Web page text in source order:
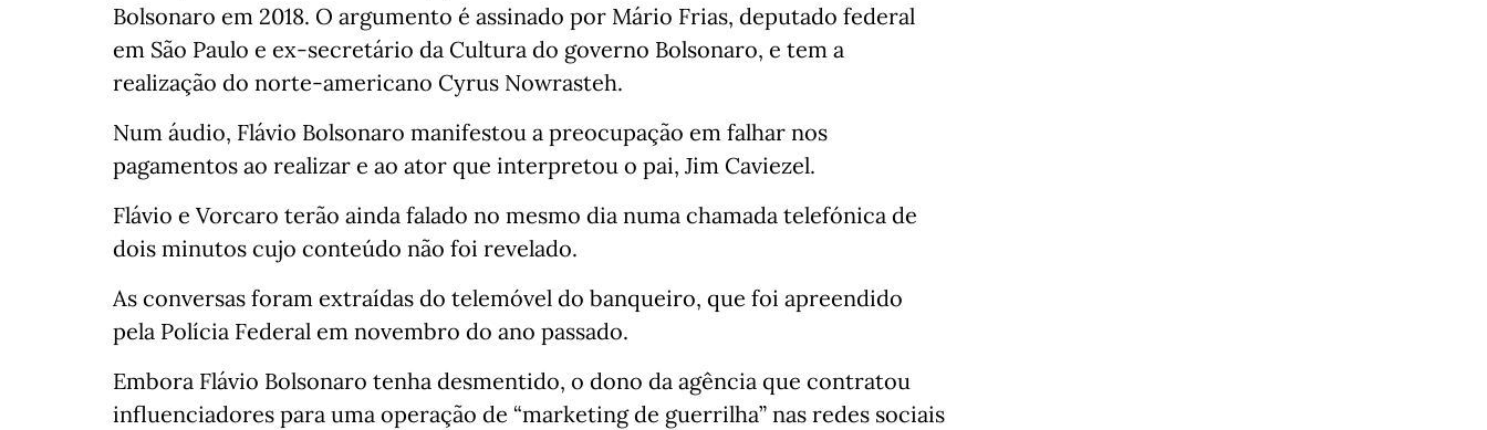
Bolsonaro em 2018. O argumento é assinado por Mário Frias, deputado federal
em São Paulo e ex-secretário da Cultura do governo Bolsonaro, e tem a
realização do norte-americano Cyrus Nowrasteh.
Num áudio, Flávio Bolsonaro manifestou a preocupação em falhar nos
pagamentos ao realizar e ao ator que interpretou o pai, Jim Caviezel.
Flávio e Vorcaro terão ainda falado no mesmo dia numa chamada telefónica de
dois minutos cujo conteúdo não foi revelado.
As conversas foram extraídas do telemóvel do banqueiro, que foi apreendido
pela Polícia Federal em novembro do ano passado.
Embora Flávio Bolsonaro tenha desmentido, o dono da agência que contratou
influenciadores para uma operação de “marketing de guerrilha” nas redes sociais